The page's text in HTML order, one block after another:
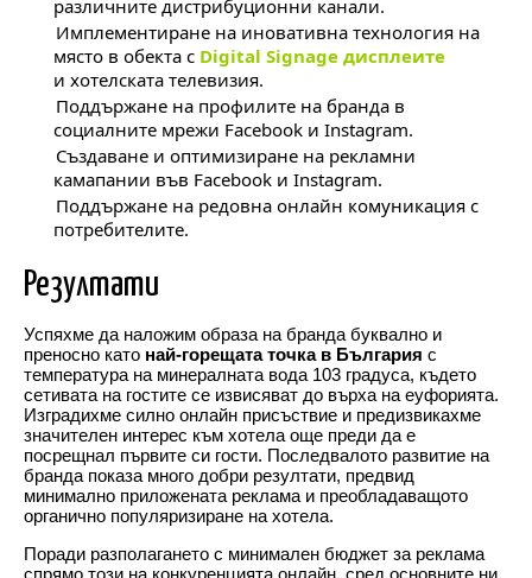
различните дистрибуционни канали.
Имплементиране на иновативна технология на
място в обекта с Digital Signage дисплеите
и хотелската телевизия.
Поддържане на профилите на бранда в
социалните мрежи Facebook и Instagram.
Създаване и оптимизиране на рекламни
камапании във Facebook и Instagram.
Поддържане на редовна онлайн комуникация с
потребителите.
Резултати
Успяхме да наложим образа на бранда буквално и
преносно като най-горещата точка в България с
температура на минералната вода 103 градуса, където
сетивата на гостите се извисяват до върха на еуфорията.
Изградихме силно онлайн присъствие и предизвикахме
значителен интерес към хотела още преди да е
посрещнал първите си гости. Последвалото развитие на
бранда показа много добри резултати, предвид
минимално приложената реклама и преобладаващото
органично популяризиране на хотела.
Поради разполагането с минимален бюджет за реклама
спрямо този на конкуренцията онлайн, сред основните ни